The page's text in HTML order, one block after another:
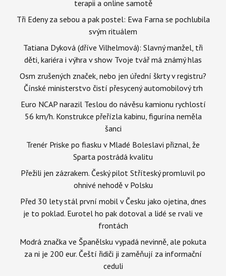
terapii a online samotě
Tři Edeny za sebou a pak postel: Ewa Farna se pochlubila
svým rituálem
Tatiana Dyková (dříve Vilhelmová): Slavný manžel, tři
děti, kariéra i výhra v show Tvoje tvář má známý hlas
Osm zrušených značek, nebo jen úřední škrty v registru?
Čínské ministerstvo čistí přesycený automobilový trh
Euro NCAP narazil Teslou do návěsu kamionu rychlostí
56 km/h. Konstrukce přeřízla kabinu, figurína neměla
šanci
Trenér Priske po fiasku v Mladé Boleslavi přiznal, že
Sparta postrádá kvalitu
Přežili jen zázrakem. Český pilot Stříteský promluvil po
ohnivé nehodě v Polsku
Před 30 lety stál první mobil v Česku jako ojetina, dnes
je to poklad. Eurotel ho pak dotoval a lidé se rvali ve
frontách
Modrá značka ve Španělsku vypadá nevinně, ale pokuta
za ni je 200 eur. Čeští řidiči ji zaměňují za informační
ceduli